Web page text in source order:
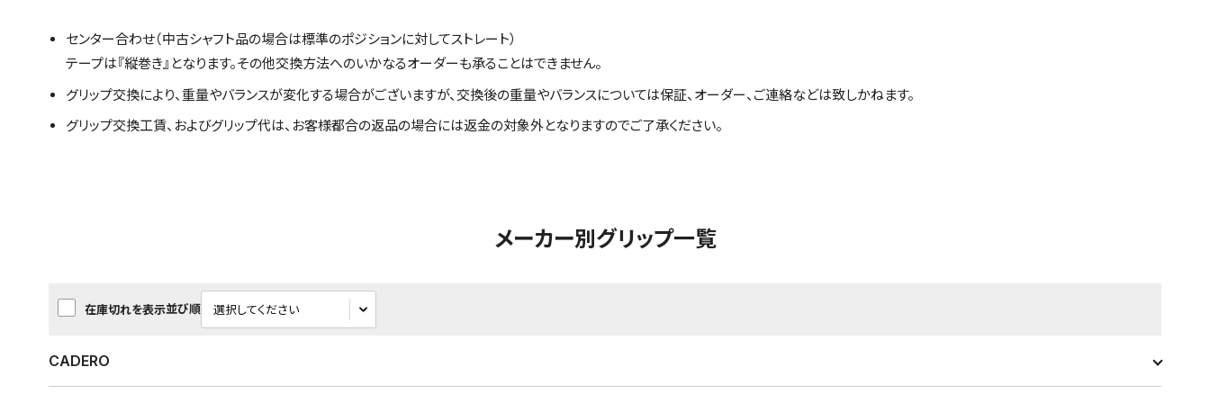
センター合わせ（中古シャフト品の場合は標準のポジションに対してストレート）
テープは『縦巻き』となります。その他交換方法へのいかなるオーダーも承ることはできません。
グリップ交換により、重量やバランスが変化する場合がございますが、交換後の重量やバランスについては保証、オーダー、ご連絡などは致しかねます。
グリップ交換工賃、およびグリップ代は、お客様都合の返品の場合には返金の対象外となりますのでご了承ください。
メーカー別グリップ一覧
在庫切れを表示並び順
CADERO